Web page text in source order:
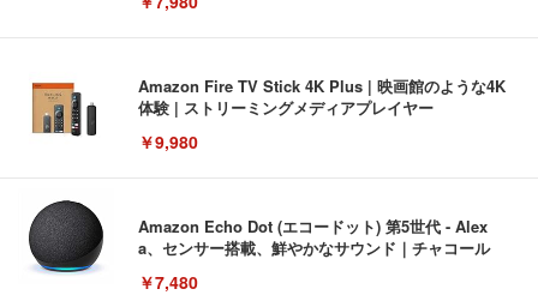
Amazon Fire TV Stick 4K Plus | 映画館のような4K
体験 | ストリーミングメディアプレイヤー
￥9,980
Amazon Echo Dot (エコードット) 第5世代 - Alex
a、センサー搭載、鮮やかなサウンド｜チャコール
￥7,480